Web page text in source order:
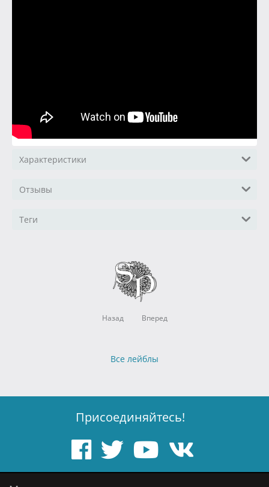
Характеристики
Отзывы
Теги
Назад Вперед
Все лейблы
Присоединяйтесь!